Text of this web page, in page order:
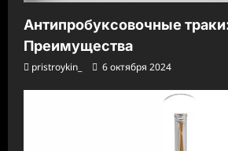
Антипробуксовочные
Преимущества
pristroykin_ 6 октября 2024